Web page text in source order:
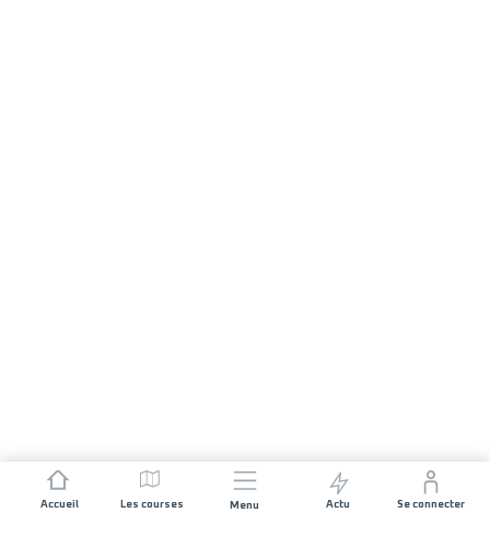
Accueil Les courses Menu Actu Se connecter